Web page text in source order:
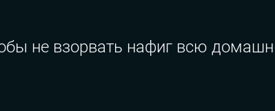
не взорвать нафиг всю